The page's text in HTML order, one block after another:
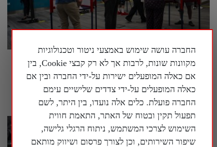
בארה"ב נחשף עוד ועוד מידע על המעורבות של
המשטר הסיני במדינה
החברה עושה שימוש באמצעי ניטור וטכנולוגיות
מקוונות שונות, לרבות אך לא רק קבצי Cookie, בין
אם כאלה המופעלים ישירות על-ידי החברה ובין אם
כאלה המופעלים על-ידי צדדים שלישיים עימם
החברה פועלת. כלים אלה נועדו, בין היתר, לשם
תפעול תקין ובטוח של האתר, התאמת חווית
השימוש לצרכי המשתמש, ניתוח הרגלי גלישה,
שיפור השירותים, וכן לצורך פרסום ושיווק מותאם